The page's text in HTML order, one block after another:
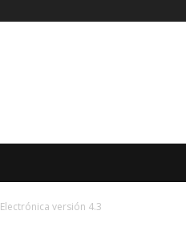
versión 4.3